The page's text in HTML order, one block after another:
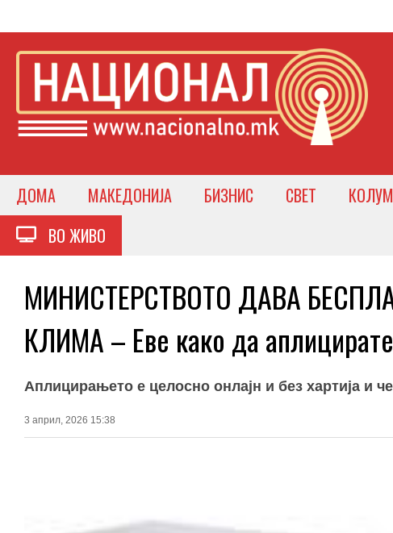
ДОМА МАКЕДОНИЈА БИЗНИС СВЕТ
ВО ЖИВО
МИНИСТЕРСТВОТО ДАВА
КЛИМА – Еве како да аплицирате
Аплицирањето е целосно онлајн и без хартија и
3 април, 2026 15:38